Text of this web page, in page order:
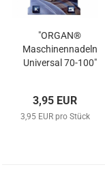
"ORGAN®
Maschinennadeln
Universal 70-100"
3,95 EUR
3,95 EUR pro Stück